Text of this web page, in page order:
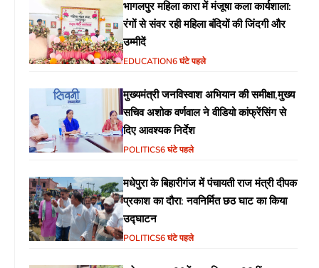
भागलपुर महिला कारा में मंजूषा कला कार्यशाला:
रंगों से संवर रही महिला बंदियों की जिंदगी और
उम्मीदें
EDUCATION6 घंटे पहले
मुख्यमंत्री जनविस्वाश अभियान की समीक्षा,मुख्य
सचिव अशोक वर्णवाल ने वीडियो कांफ्रेंसिंग से
दिए आवश्यक निर्देश
POLITICS6 घंटे पहले
मधेपुरा के बिहारीगंज में पंचायती राज मंत्री दीपक
प्रकाश का दौरा: नवनिर्मित छठ घाट का किया
उद्घाटन
POLITICS6 घंटे पहले